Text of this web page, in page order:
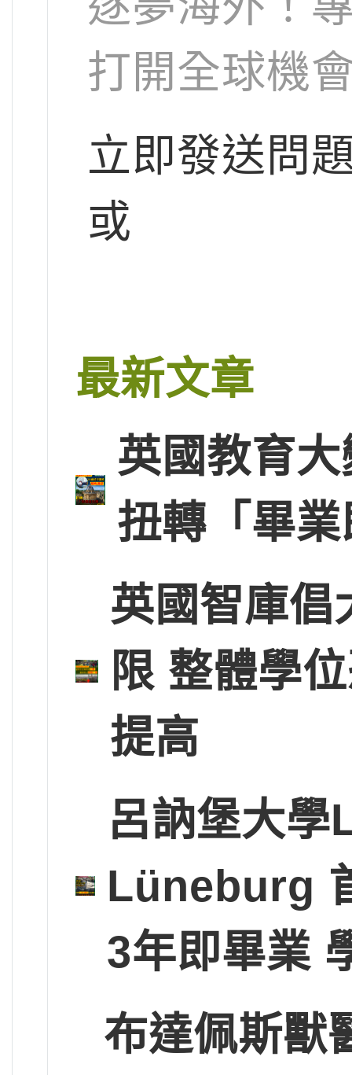
打開全球機
立即發送問
或
最新文章
英國教育
扭轉「畢
英國智庫倡
限 整體學
提高
呂訥堡大
Lüneburg
3年即畢業
布達佩斯